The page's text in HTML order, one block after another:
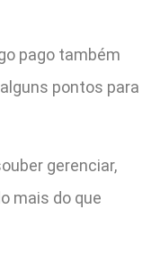
pago também
pontos para
gerenciar,
mais do que